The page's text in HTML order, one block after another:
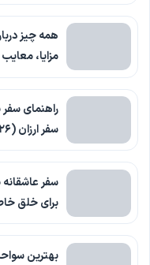
مزایا،
راهنمای
سفر ارزان (۲۰۲۶)
سفر عاشقانه
برای خلق
بهترین